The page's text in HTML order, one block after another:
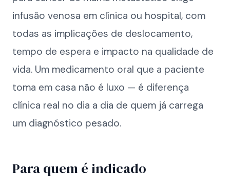
infusão venosa em clínica ou hospital, com
todas as implicações de deslocamento,
tempo de espera e impacto na qualidade de
vida. Um medicamento oral que a paciente
toma em casa não é luxo — é diferença
clínica real no dia a dia de quem já carrega
um diagnóstico pesado.
Para quem é indicado